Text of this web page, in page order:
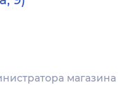
магазина